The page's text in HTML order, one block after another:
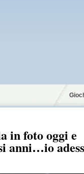
in foto oggi e
anni…io